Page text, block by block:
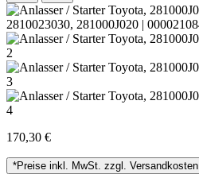
170,30 €
*Preise inkl. MwSt. zzgl. Versandkosten